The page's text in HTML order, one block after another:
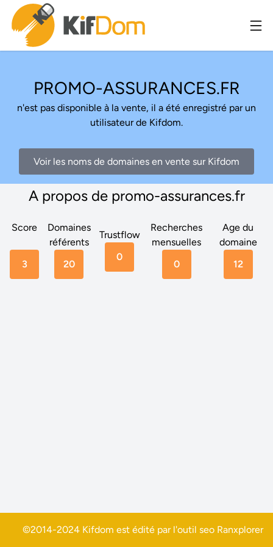
PROMO-ASSURANCES.FR
n'est pas disponible à la vente, il a été enregistré par un
utilisateur de Kifdom.
Voir les noms de domaines en vente sur Kifdom
A propos de promo-assurances.fr
Score
3
Domaines
référents
20
Trustflow
0
Recherches
mensuelles
0
Age du
domaine
12
©2014-2024 Kifdom est édité par l'outil seo Ranxplorer